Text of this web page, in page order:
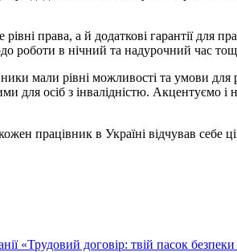
права, а й додаткові гарантії для
роботи в нічний та надурочний час
мали рівні можливості та умови для
для осіб з інвалідністю. Акцентуємо і
працівник в Україні відчував себе
«Трудовий договір: твій пасок безпеки